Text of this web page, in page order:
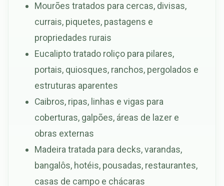
Mourões tratados para cercas, divisas,
currais, piquetes, pastagens e
propriedades rurais
Eucalipto tratado roliço para pilares,
portais, quiosques, ranchos, pergolados e
estruturas aparentes
Caibros, ripas, linhas e vigas para
coberturas, galpões, áreas de lazer e
obras externas
Madeira tratada para decks, varandas,
bangalôs, hotéis, pousadas, restaurantes,
casas de campo e chácaras